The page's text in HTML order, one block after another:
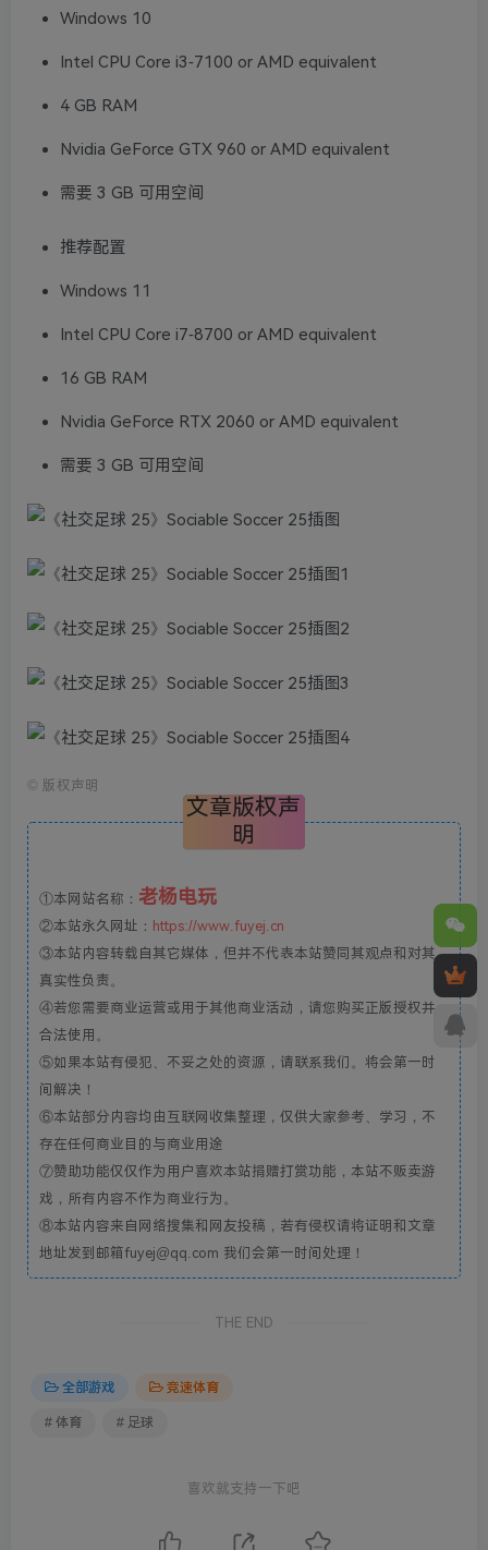
Windows 10
Intel CPU Core i3-7100 or AMD equivalent
4 GB RAM
Nvidia GeForce GTX 960 or AMD equivalent
需要 3 GB 可用空间
推荐配置
Windows 11
Intel CPU Core i7-8700 or AMD equivalent
16 GB RAM
Nvidia GeForce RTX 2060 or AMD equivalent
需要 3 GB 可用空间
© 版权声明
文章版权声
明
①本网站名称： 老杨电玩
②本站永久网址： https://www.fuyej.cn
③本站内容转载自其它媒体，但并不代表本站赞同其观点和对其
真实性负责。
④若您需要商业运营或用于其他商业活动，请您购买正版授权并
合法使用。
⑤如果本站有侵犯、不妥之处的资源，请联系我们。将会第一时
间解决！
⑥本站部分内容均由互联网收集整理，仅供大家参考、学习，不
存在任何商业目的与商业用途
⑦赞助功能仅仅作为用户喜欢本站捐赠打赏功能，本站不贩卖游
戏，所有内容不作为商业行为。
⑧本站内容来自网络搜集和网友投稿，若有侵权请将证明和文章
地址发到邮箱fuyej@qq.com 我们会第一时间处理！
THE END
全部游戏 竞速体育
# 体育 # 足球
喜欢就支持一下吧